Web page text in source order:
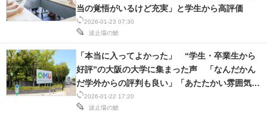
2026-01-23 07:30
波止場の鯱
当の覚悟がいるけど充実」と学生から高評価
2026-01-22 17:20
波止場の鯱
「本当に入ってよかった」 “学生・卒業生から
好評”の大阪の大学に集まった声 「なんだかん
だ学外からの評判も良い」「あたたかい雰囲気で
授業が受けられます！」